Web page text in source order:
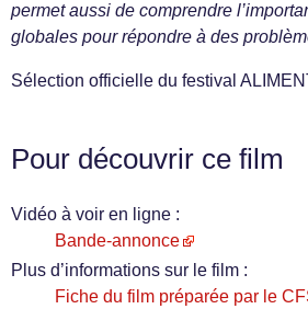
permet aussi de comprendre
globales pour répondre à des
Sélection officielle du festival
Pour découvrir ce film
Vidéo à voir en ligne :
Bande-annonce
Plus d’informations sur le film :
Fiche du film préparée par le